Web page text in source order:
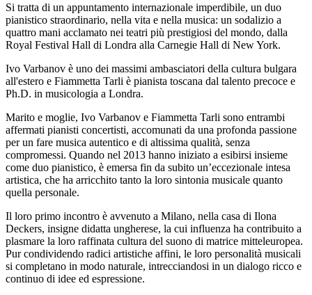
Si tratta di un appuntamento internazionale imperdibile, un duo
pianistico straordinario, nella vita e nella musica: un sodalizio a
quattro mani acclamato nei teatri più prestigiosi del mondo, dalla
Royal Festival Hall di Londra alla Carnegie Hall di New York.
Ivo Varbanov è uno dei massimi ambasciatori della cultura bulgara
all'estero e Fiammetta Tarli è pianista toscana dal talento precoce e
Ph.D. in musicologia a Londra.
Marito e moglie, Ivo Varbanov e Fiammetta Tarli sono entrambi
affermati pianisti concertisti, accomunati da una profonda passione
per un fare musica autentico e di altissima qualità, senza
compromessi. Quando nel 2013 hanno iniziato a esibirsi insieme
come duo pianistico, è emersa fin da subito un’eccezionale intesa
artistica, che ha arricchito tanto la loro sintonia musicale quanto
quella personale.
Il loro primo incontro è avvenuto a Milano, nella casa di Ilona
Deckers, insigne didatta ungherese, la cui influenza ha contribuito a
plasmare la loro raffinata cultura del suono di matrice mitteleuropea.
Pur condividendo radici artistiche affini, le loro personalità musicali
si completano in modo naturale, intrecciandosi in un dialogo ricco e
continuo di idee ed espressione.